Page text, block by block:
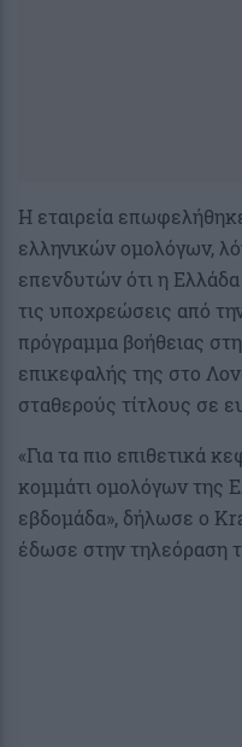
Η εταιρεία
ελληνικών ομολόγων,
επενδυτών ότι η
τις υποχρεώσεις από
πρόγραμμα βοήθειας
επικεφαλής της στο
σταθερούς τίτλους σε
«Για τα πιο επιθετικά
κομμάτι ομολόγων της
εβδομάδα», δήλωσε ο
έδωσε στην τηλεόραση